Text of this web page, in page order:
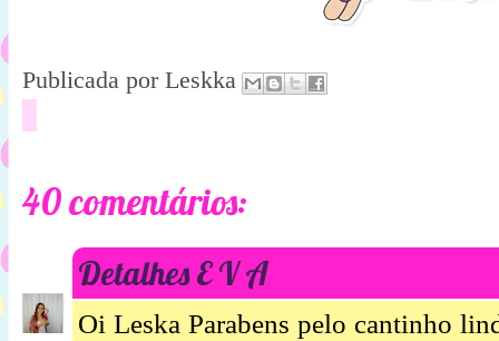
Publicada por Leskka
40 comentários:
Detalhes E V A
Oi Leska Parabens pelo cantinho